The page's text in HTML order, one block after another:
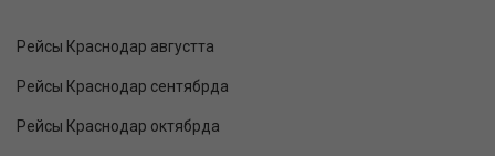
Рейсы Краснодар августта
Рейсы Краснодар сентябрда
Рейсы Краснодар октябрда